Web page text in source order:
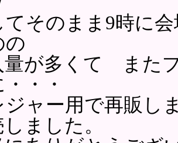
てそのまま9時に
の
量が多くて また
・・
ジャー用で再販し
ました。